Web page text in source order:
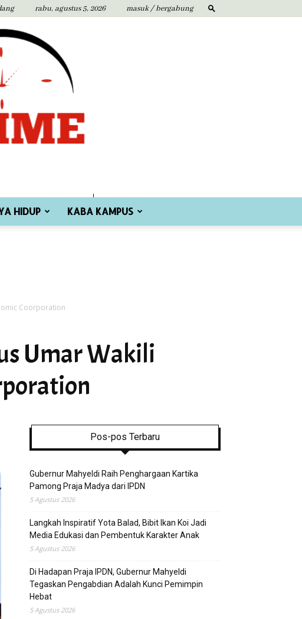
rabu, agustus 5, 2026 masuk / bergabung
HIDUP KABA KAMPUS
Coorporation
Umar Wakili
Pos-pos Terbaru
Gubernur Mahyeldi Raih Penghargaan Kartika
Pamong Praja Madya dari IPDN
5 Agustus 2026
Langkah Inspiratif Yota Balad, Bibit Ikan Koi Jadi
Media Edukasi dan Pembentuk Karakter Anak
5 Agustus 2026
Di Hadapan Praja IPDN, Gubernur Mahyeldi
Tegaskan Pengabdian Adalah Kunci Pemimpin
Hebat
5 Agustus 2026